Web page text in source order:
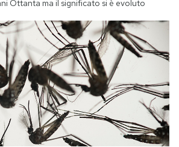
Ottanta ma il significato si è evoluto